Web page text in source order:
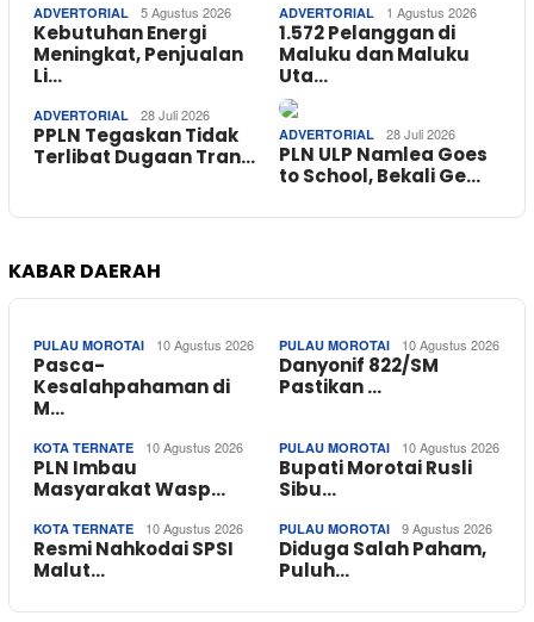
ADVERTORIAL 5 Agustus 2026
Kebutuhan Energi
Meningkat, Penjualan
Li…
ADVERTORIAL 1 Agustus 2026
1.572 Pelanggan di
Maluku dan Maluku
Uta…
ADVERTORIAL 28 Juli 2026
PPLN Tegaskan Tidak
Terlibat Dugaan Tran…
ADVERTORIAL 28 Juli 2026
PLN ULP Namlea Goes
to School, Bekali Ge…
KABAR DAERAH
PULAU MOROTAI 10 Agustus 2026
Pasca-
Kesalahpahaman di
M…
PULAU MOROTAI 10 Agustus 2026
Danyonif 822/SM
Pastikan …
KOTA TERNATE 10 Agustus 2026
PLN Imbau
Masyarakat Wasp…
PULAU MOROTAI 10 Agustus 2026
Bupati Morotai Rusli
Sibu…
KOTA TERNATE 10 Agustus 2026
Resmi Nahkodai SPSI
Malut…
PULAU MOROTAI 9 Agustus 2026
Diduga Salah Paham,
Puluh…